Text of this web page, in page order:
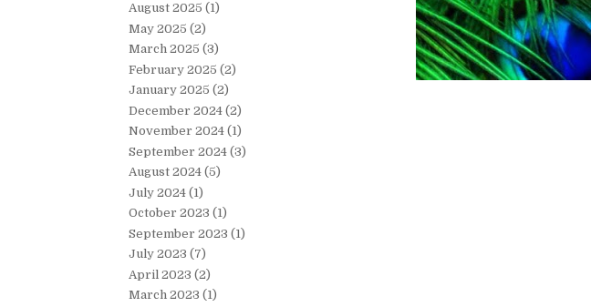
August 2025 (1)
May 2025 (2)
March 2025 (3)
February 2025 (2)
January 2025 (2)
December 2024 (2)
November 2024 (1)
September 2024 (3)
August 2024 (5)
July 2024 (1)
October 2023 (1)
September 2023 (1)
July 2023 (7)
April 2023 (2)
March 2023 (1)